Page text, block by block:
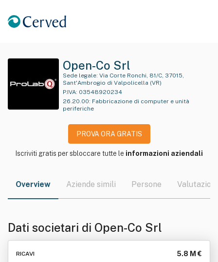
Open-Co Srl
Sede legale:
Sant'Ambrogio di Valpolicella (VR)
P.IVA: 03548920234
26.20.00: Fabbricazione di computer e unità
periferiche
PROVA ORA GRATIS
Iscriviti gratis per sbloccare tutte le informazioni aziendali
Overview Aziende simili Persone Valutazioni
Dati societari di Open-Co Srl
RICAVI 5.8 M €